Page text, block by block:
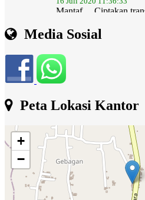
melalui...selengkapnya
14 November 2019 07:56:44
juga...
Media Sosial
Peta Lokasi Kantor
+
−